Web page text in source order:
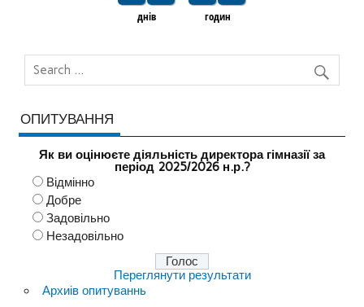
днів годин
ОПИТУВАННЯ
Як ви оцінюєте діяльність директора гімназії за
період 2025/2026 н.р.?
Відмінно
Добре
Задовільно
Незадовільно
Переглянути результати
Архиів опитуваннь